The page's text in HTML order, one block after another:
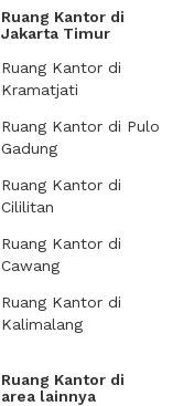
Ruang Kantor di
Jakarta Timur
Ruang Kantor di
Kramatjati
Ruang Kantor di Pulo
Gadung
Ruang Kantor di
Cililitan
Ruang Kantor di
Cawang
Ruang Kantor di
Kalimalang
Ruang Kantor di
area lainnya